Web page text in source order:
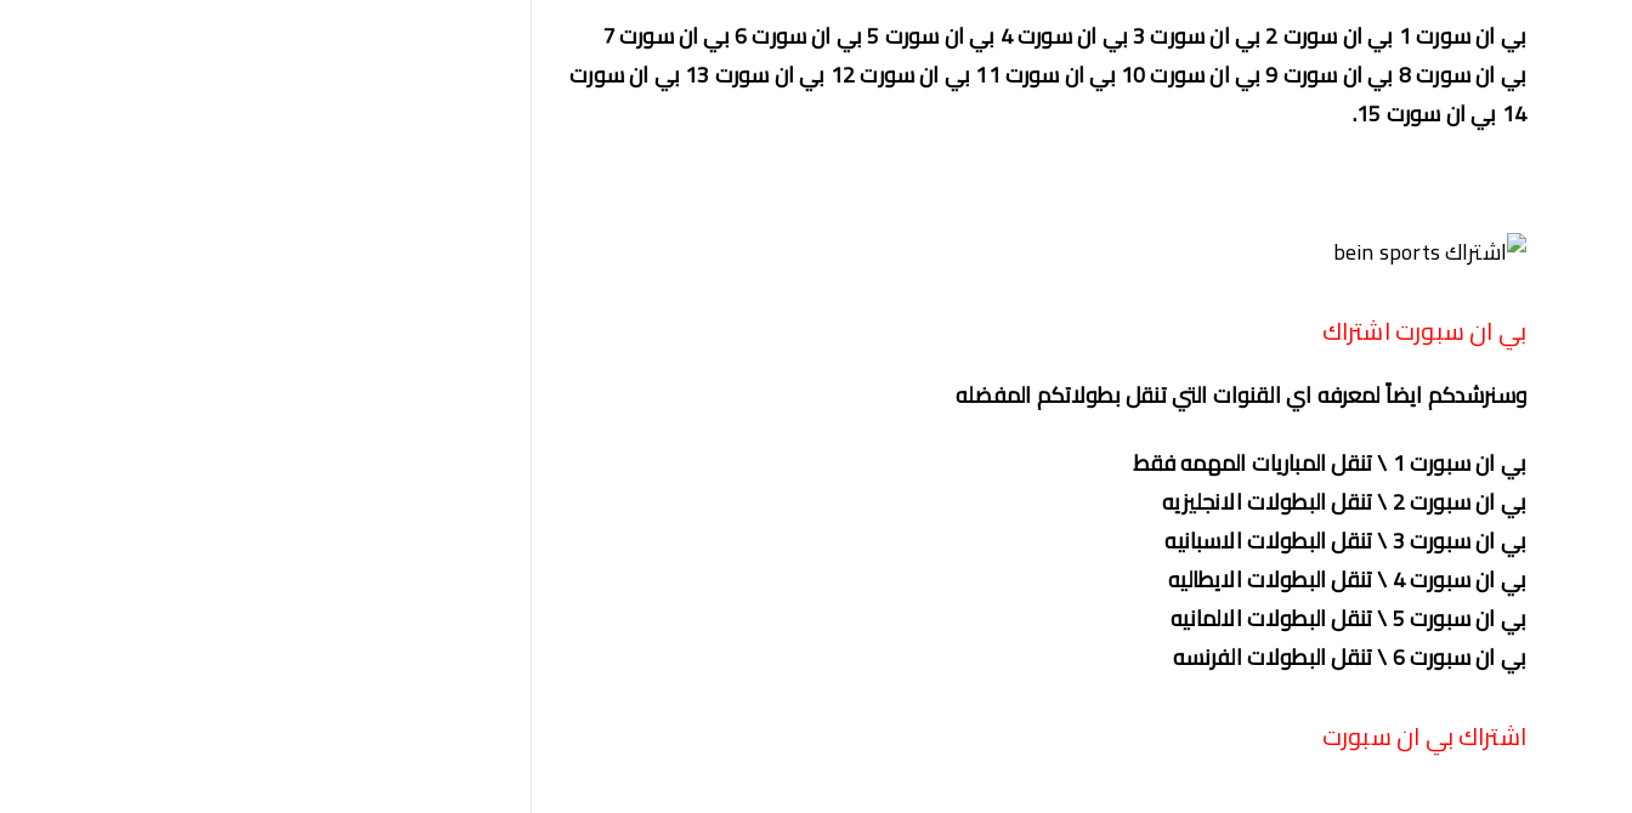
بي ان سورت 1 بي ان سورت 2 بي ان سورت 3 بي ان سورت 4 بي ان سورت 5 بي ان سورت 6 بي ان سورت 7
بي ان سورت 8 بي ان سورت 9 بي ان سورت 10 بي ان سورت 11 بي ان سورت 12 بي ان سورت 13 بي ان سورت
14 بي ان سورت 15.
بي ان سبورت اشتراك
وسنرشدكم ايضاً لمعرفه اي القنوات التي تنقل بطولاتكم المفضله
بي ان سبورت 1 \ تنقل المباريات المهمه فقط
بي ان سبورت 2 \ تنقل البطولات الانجليزيه
بي ان سبورت 3 \ تنقل البطولات الاسبانيه
بي ان سبورت 4 \ تنقل البطولات الايطاليه
بي ان سبورت 5 \ تنقل البطولات الالمانيه
بي ان سبورت 6 \ تنقل البطولات الفرنسه
اشتراك بي ان سبورت